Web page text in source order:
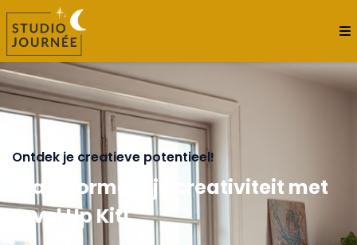
Ontdek je creatieve potentieel!
Transformeer je creativiteit met
Level Up Kit!